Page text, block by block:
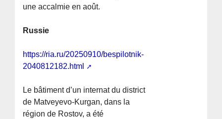
une accalmie en août.
Russie
https://ria.ru/20250910/bespilotnik-
2040812182.html
Le bâtiment d’un internat du district
de Matveyevo-Kurgan, dans la
région de Rostov, a été